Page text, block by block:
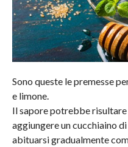
Sono queste le premesse
e limone.
Il sapore potrebbe
aggiungere un cucchiaino
abituarsi gradualmente